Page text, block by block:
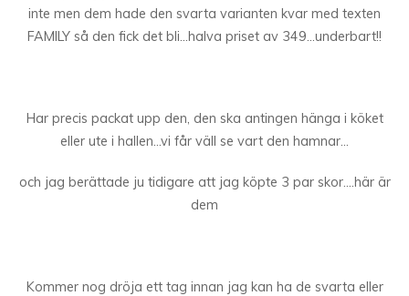
inte men dem hade den svarta varianten kvar med texten
FAMILY så den fick det bli…halva priset av 349…underbart!!
Har precis packat upp den, den ska antingen hänga i köket
eller ute i hallen…vi får väll se vart den hamnar…
och jag berättade ju tidigare att jag köpte 3 par skor….här är
dem
Kommer nog dröja ett tag innan jag kan ha de svarta eller